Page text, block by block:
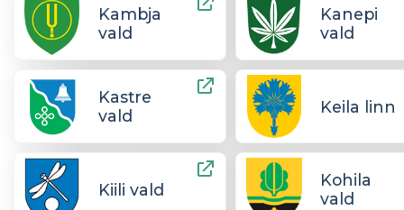
Kambja
vald
Kanepi
vald
Kastre
vald
Keila linn
Kiili vald
Kohila
vald